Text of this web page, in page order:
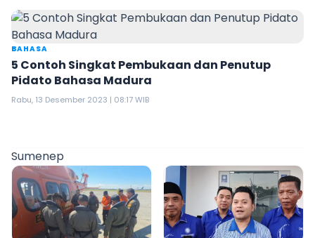
BAHASA
5 Contoh Singkat Pembukaan dan Penutup
Pidato Bahasa Madura
Rabu, 13 Desember 2023 | 08:17 WIB
Sumenep